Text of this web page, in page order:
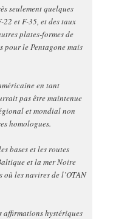
seulement quelques
et F-35, et des taux
plates-formes de
pour le Pentagone mais
en tant
pas être maintenue
et mondial non
homologues.
bases et les routes
et la mer Noire
où les navires de l’OTAN
affirmations hystériques